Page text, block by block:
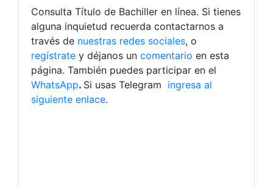
Consulta Título de Bachiller en línea. Si tienes
alguna inquietud recuerda contactarnos a
través de nuestras redes sociales, o
regístrate y déjanos un comentario en esta
página. También puedes participar en el
WhatsApp. Si usas Telegram ingresa al
siguiente enlace.